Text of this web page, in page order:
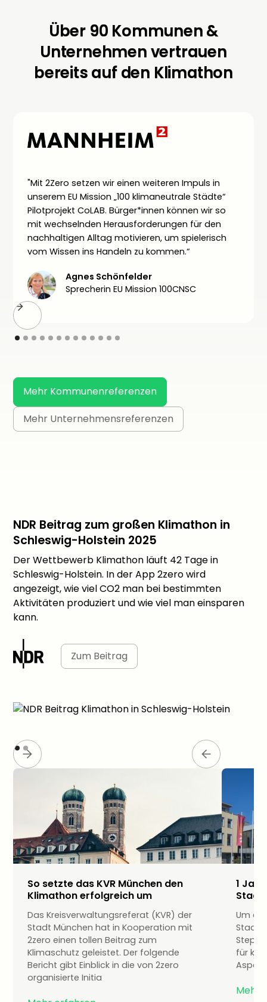
Über 90 Kommunen &
Unternehmen vertrauen
bereits auf den Klimathon
"Mit 2Zero setzen wir einen weiteren Impuls in
unserem EU Mission „100 klimaneutrale Städte“
Pilotprojekt CoLAB. Bürger*innen können wir so
mit wechselnden Herausforderungen für den
nachhaltigen Alltag motivieren, um spielerisch
vom Wissen ins Handeln zu kommen.“
Agnes Schönfelder
Sprecherin EU Mission 100CNSC
Mehr Kommunenreferenzen
Mehr Unternehmensreferenzen
NDR Beitrag zum großen Klimathon in
Schleswig-Holstein 2025
Der Wettbewerb Klimathon läuft 42 Tage in
Schleswig-Holstein. In der App 2zero wird
angezeigt, wie viel CO2 man bei bestimmten
Aktivitäten produziert und wie viel man einsparen
kann.
Zum Beitrag
So setzte das KVR München den
Klimathon erfolgreich um
Das Kreisverwaltungsreferat (KVR) der
Stadt München hat in Kooperation mit
2zero einen tollen Beitrag zum
Klimaschutz geleistet. Der folgende
Bericht gibt Einblick in die von 2zero
organisierte Initia
1
Stadt
Um
Stadt
für
Mehr